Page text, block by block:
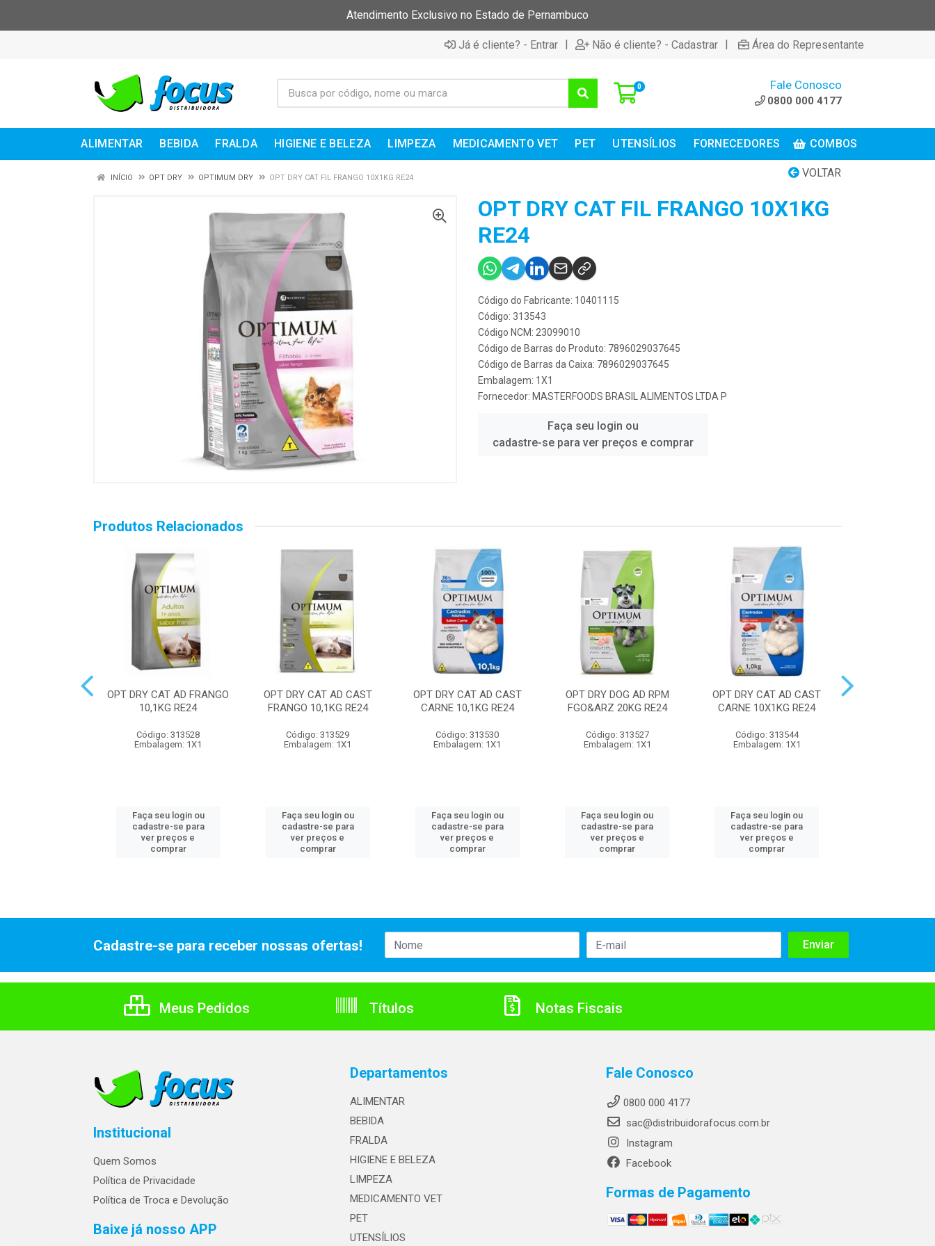
Atendimento Exclusivo no Estado de Pernambuco
Já é cliente? - Entrar | Não é cliente? - Cadastrar | Área do Representante
0 Fale Conosco
0800 000 4177
ALIMENTAR BEBIDA FRALDA HIGIENE E BELEZA LIMPEZA MEDICAMENTO VET PET UTENSÍLIOS FORNECEDORES COMBOS
VOLTAR
INÍCIO OPT DRY OPTIMUM DRY OPT DRY CAT FIL FRANGO 10X1KG RE24
OPT DRY CAT FIL FRANGO 10X1KG
RE24
Código do Fabricante: 10401115
Código: 313543
Código NCM: 23099010
Código de Barras do Produto: 7896029037645
Código de Barras da Caixa: 7896029037645
Embalagem: 1X1
Fornecedor: MASTERFOODS BRASIL ALIMENTOS LTDA P
Faça seu login ou
cadastre-se para ver preços e comprar
Produtos Relacionados
OPT DRY CAT AD FRANGO
10,1KG RE24
Código: 313528
Embalagem: 1X1
Faça seu login ou
cadastre-se para
ver preços e
comprar
OPT DRY CAT AD CAST
FRANGO 10,1KG RE24
Código: 313529
Embalagem: 1X1
Faça seu login ou
cadastre-se para
ver preços e
comprar
OPT DRY CAT AD CAST
CARNE 10,1KG RE24
Código: 313530
Embalagem: 1X1
Faça seu login ou
cadastre-se para
ver preços e
comprar
OPT DRY DOG AD RPM
FGO&ARZ 20KG RE24
Código: 313527
Embalagem: 1X1
Faça seu login ou
cadastre-se para
ver preços e
comprar
OPT DRY CAT AD CAST
CARNE 10X1KG RE24
Código: 313544
Embalagem: 1X1
Faça seu login ou
cadastre-se para
ver preços e
comprar
Cadastre-se para receber nossas ofertas!
Meus Pedidos Títulos Notas Fiscais
Institucional
Quem Somos
Política de Privacidade
Política de Troca e Devolução
Baixe já nosso APP
Departamentos
ALIMENTAR
BEBIDA
FRALDA
HIGIENE E BELEZA
LIMPEZA
MEDICAMENTO VET
PET
UTENSÍLIOS
Fale Conosco
0800 000 4177
sac@distribuidorafocus.com.br
Instagram
Facebook
Formas de Pagamento